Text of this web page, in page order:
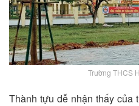
Trường THCS
Thành tựu dễ nhận thấy của